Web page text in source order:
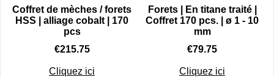
Coffret de mèches / forets
HSS | alliage cobalt | 170
pcs
€215.75
Cliquez ici
Forets | En titane traité |
Coffret 170 pcs. | ø 1 - 10
mm
€79.75
Cliquez ici